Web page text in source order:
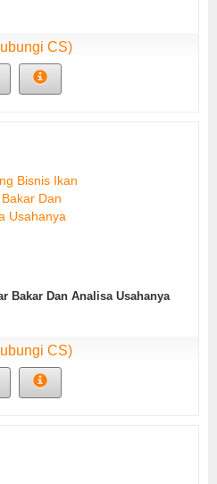
CS)
Bakar Dan Analisa Usahanya
CS)